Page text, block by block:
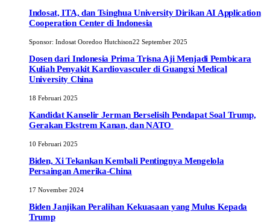
Indosat, ITA, dan Tsinghua University Dirikan AI Application
Cooperation Center di Indonesia
Sponsor: Indosat Ooredoo Hutchison22 September 2025
Dosen dari Indonesia Prima Trisna Aji Menjadi Pembicara
Kuliah Penyakit Kardiovasculer di Guangxi Medical
University China
18 Februari 2025
Kandidat Kanselir Jerman Berselisih Pendapat Soal Trump,
Gerakan Ekstrem Kanan, dan NATO
10 Februari 2025
Biden, Xi Tekankan Kembali Pentingnya Mengelola
Persaingan Amerika-China
17 November 2024
Biden Janjikan Peralihan Kekuasaan yang Mulus Kepada
Trump